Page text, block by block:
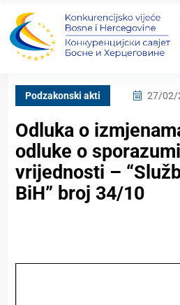
Podzakonski akti 27/02/
Odluka o
odluke o
vrijednosti –
BiH” broj 34/10